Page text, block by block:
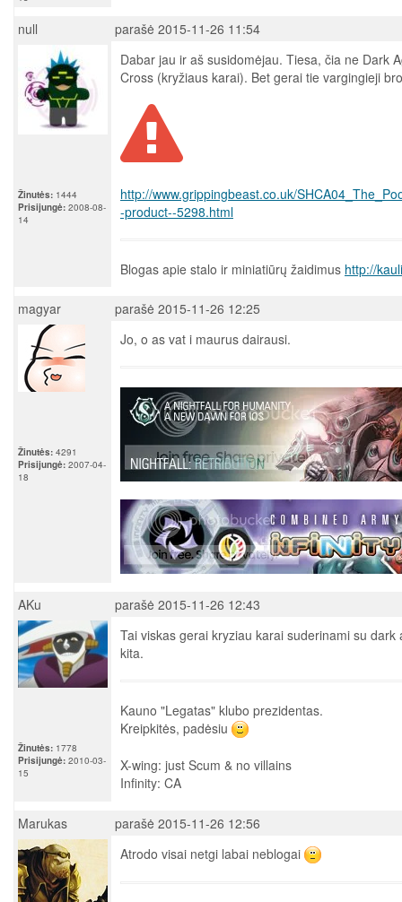
null parašė 2015-11-26 11:54
Žinutės: 1444
Prisijungė: 2008-08-
14
Dabar jau ir aš susidomėjau. Tiesa, čia ne Dark
Cross (kryžiaus karai). Bet gerai tie vargingieji
http://www.grippingbeast.co.uk/
-product--5298.html
Blogas apie stalo ir miniatiūrų žaidimus http://
magyar parašė 2015-11-26 12:25
Žinutės: 4291
Prisijungė: 2007-04-
18
Jo, o as vat i maurus dairausi.
AKu parašė 2015-11-26 12:43
Žinutės: 1778
Prisijungė: 2010-03-
15
Tai viskas gerai kryziau karai suderinami su
kita.
Kauno "Legatas" klubo prezidentas.
Kreipkitės, padėsiu
X-wing: just Scum & no villains
Infinity: CA
Marukas parašė 2015-11-26 12:56
Atrodo visai netgi labai neblogai